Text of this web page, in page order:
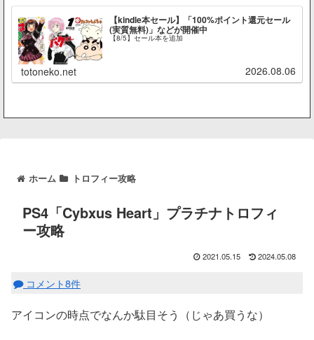
【kindle本セール】「100%ポイント還元セール
(実質無料)」などが開催中
【8/5】セール本を追加
totoneko.net 2026.08.06
ホーム トロフィー攻略
PS4「Cybxus Heart」プラチナトロフィ
ー攻略
2021.05.15 2024.05.08
コメント8件
アイコンの時点でなんか駄目そう（じゃあ買うな）